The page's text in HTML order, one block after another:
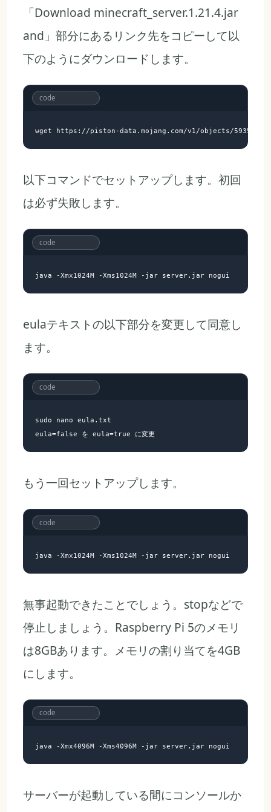
「Download minecraft_server.1.21.4.jar
and」部分にあるリンク先をコピーして以
下のようにダウンロードします。
以下コマンドでセットアップします。初回
は必ず失敗します。
eulaテキストの以下部分を変更して同意し
ます。
sudo nano eula.txt
もう一回セットアップします。
無事起動できたことでしょう。stopなどで
停止しましょう。Raspberry Pi 5のメモリ
は8GBあります。メモリの割り当てを4GB
にします。
サーバーが起動している間にコンソールか